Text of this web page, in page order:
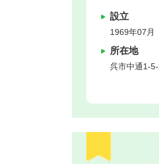
設立
1969年07月
所在地
呉市中通1-